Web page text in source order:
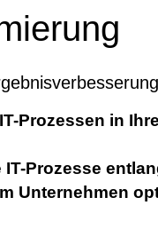
Prozessen in
Prozesse
Unternehmen